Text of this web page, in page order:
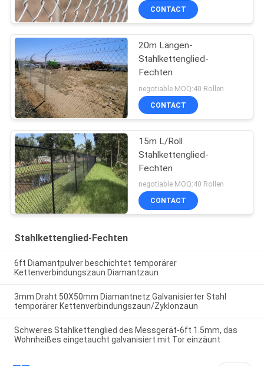
CONTACT
20m Längen-
Stahlkettenglied-
Fechten
negotiable MOQ:40 Rollen
CONTACT
15m L/Roll
Stahlkettenglied-
Fechten
negotiable MOQ:40 Rollen
CONTACT
Stahlkettenglied-Fechten
6ft Diamantpulver beschichtet temporärer
Kettenverbindungszaun Diamantzaun
3mm Draht 50X50mm Diamantnetz Galvanisierter Stahl
temporärer Kettenverbindungszaun/Zyklonzaun
Schweres Stahlkettenglied des Messgerät-6ft 1.5mm, das
Wohnheißes eingetaucht galvanisiert mit Tor einzäunt